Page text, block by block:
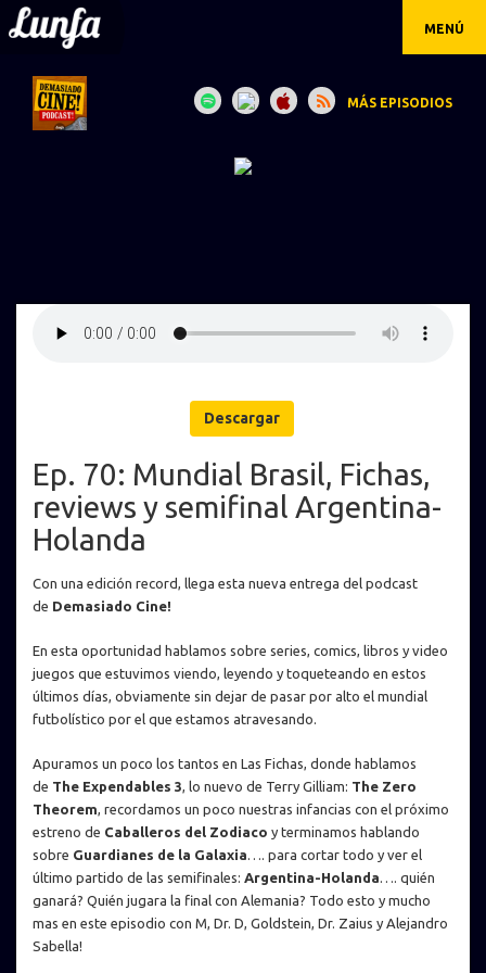
MENÚ
MÁS EPISODIOS
Descargar
Ep. 70: Mundial Brasil, Fichas,
reviews y semifinal Argentina-
Holanda
Con una edición record, llega esta nueva entrega del podcast
de Demasiado Cine!
En esta oportunidad hablamos sobre series, comics, libros y video
juegos que estuvimos viendo, leyendo y toqueteando en estos
últimos días, obviamente sin dejar de pasar por alto el mundial
futbolístico por el que estamos atravesando.
Apuramos un poco los tantos en Las Fichas, donde hablamos
de The Expendables 3, lo nuevo de Terry Gilliam: The Zero
Theorem, recordamos un poco nuestras infancias con el próximo
estreno de Caballeros del Zodiaco y terminamos hablando
sobre Guardianes de la Galaxia…. para cortar todo y ver el
último partido de las semifinales: Argentina-Holanda…. quién
ganará? Quién jugara la final con Alemania? Todo esto y mucho
mas en este episodio con M, Dr. D, Goldstein, Dr. Zaius y Alejandro
Sabella!